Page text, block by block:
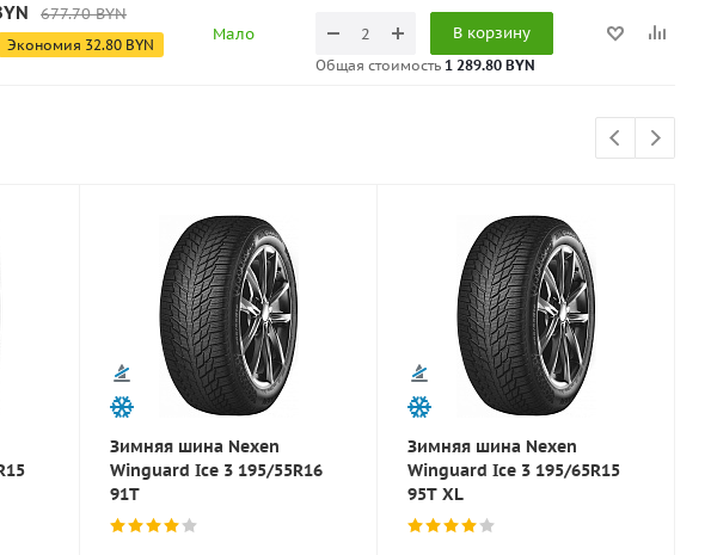
677.70BYN
Экономия 32.80 BYN
Мало В корзину
Общая стоимость 1 289.80 BYN
Зимняя шина Nexen
Winguard Ice 3 195/55R16
91T
Зимняя шина Nexen
Winguard Ice 3 195/65R15
95T XL